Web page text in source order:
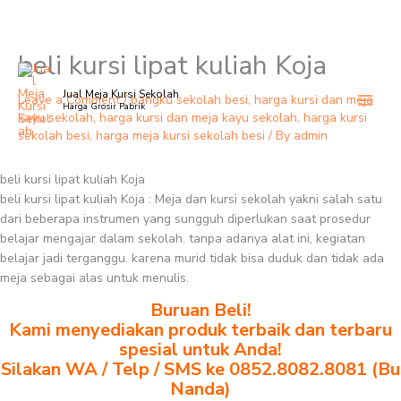
Skip
content
Jual Meja Kursi Sekolah
Harga Grosir Pabrik
beli kursi lipat kuliah Koja
Leave a Comment /bangku sekolah besi, harga kursi dan meja
kayu sekolah, harga kursi dan meja kayu sekolah, harga kursi
sekolah besi, harga meja kursi sekolah besi / By admin
beli kursi lipat kuliah Koja
beli kursi lipat kuliah Koja : Meja dan kursi sekolah yakni salah satu
dari beberapa instrumen yang sungguh diperlukan saat prosedur
belajar mengajar dalam sekolah. tanpa adanya alat ini, kegiatan
belajar jadi terganggu. karena murid tidak bisa duduk dan tidak ada
meja sebagai alas untuk menulis.
Buruan Beli!
Kami menyediakan produk terbaik dan terbaru
spesial untuk Anda!
Silakan WA / Telp / SMS ke 0852.8082.8081 (Bu
Nanda)